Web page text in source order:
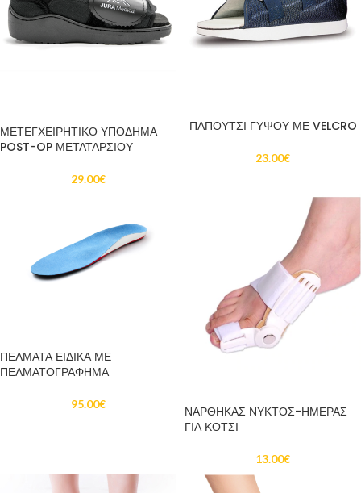
ΜΕΤΕΓΧΕΙΡΗΤΙΚΟ ΥΠΟΔΗΜΑ
POST-OP ΜΕΤΑΤΑΡΣΙΟΥ
29.00€
ΠΑΠΟΥΤΣΙ ΓΥΨΟΥ ΜΕ VELCRO
23.00€
ΠΕΛΜΑΤΑ ΕΙΔΙΚΑ ΜΕ
ΠΕΛΜΑΤΟΓΡΑΦΗΜΑ
95.00€
ΝΑΡΘΗΚΑΣ ΝΥΚΤΟΣ-ΗΜΕΡΑΣ
ΓΙΑ ΚΟΤΣΙ
13.00€